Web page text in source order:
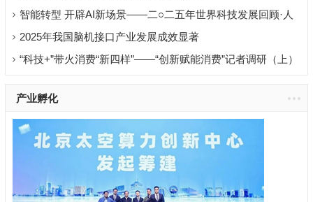
智能转型 开辟AI新场景——二○二五年世界科技发展回顾·人
工智能篇
2025年我国脑机接口产业发展成效显著
“科技+”带火消费“新四样”——“创新赋能消费”记者调研（上）
产业孵化